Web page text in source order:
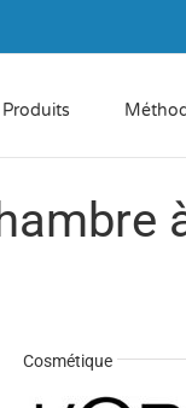
Produits
Cosmétique